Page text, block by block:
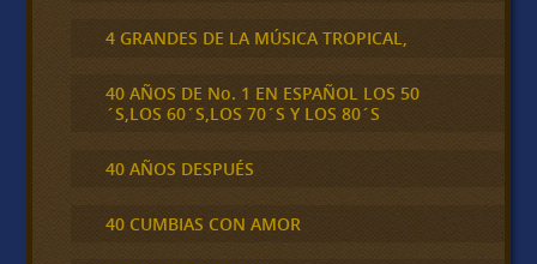
4 GRANDES DE LA MÚSICA TROPICAL,
40 AÑOS DE No. 1 EN ESPAÑOL LOS 50
´S,LOS 60´S,LOS 70´S Y LOS 80´S
40 AÑOS DESPUÉS
40 CUMBIAS CON AMOR